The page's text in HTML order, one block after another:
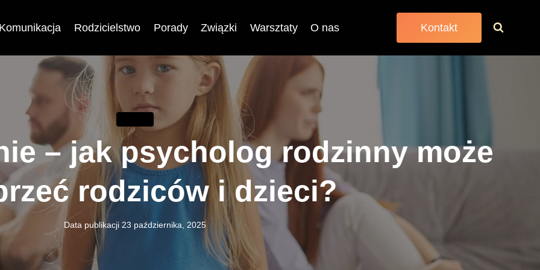
Komunikacja Rodzicielstwo Porady Związki Warsztaty O nas Kontakt
– jak psycholog rodzinny może
rodziców i dzieci?
Data publikacji 23 października, 2025